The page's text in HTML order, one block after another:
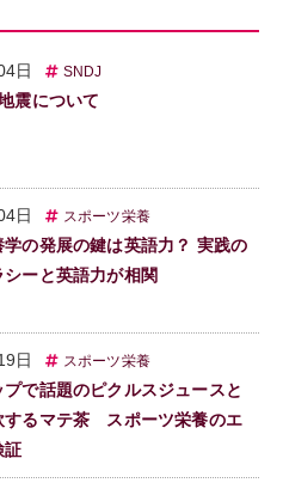
日 SNDJ
震について
日 スポーツ栄養
学の発展の鍵は英語力？ 実践の
ーと英語力が相関
日 スポーツ栄養
で話題のピクルスジュースと
するマテ茶 スポーツ栄養のエ
証